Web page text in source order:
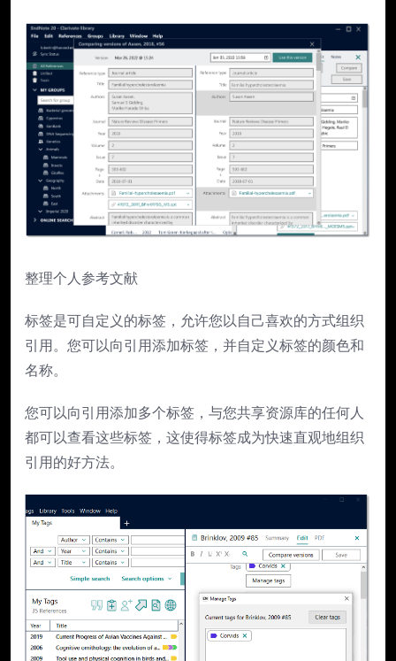
整理个人参考文献
标签是可自定义的标签，允许您以自己喜欢的方式组织
引用。您可以向引用添加标签，并自定义标签的颜色和
名称。
您可以向引用添加多个标签，与您共享资源库的任何人
都可以查看这些标签，这使得标签成为快速直观地组织
引用的好方法。